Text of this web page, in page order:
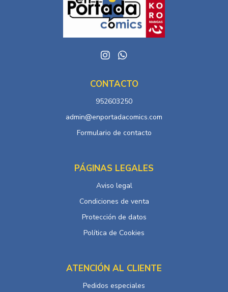
CONTACTO
952603250
admin@enportadacomics.com
Formulario de contacto
PÁGINAS LEGALES
Aviso legal
Condiciones de venta
Protección de datos
Política de Cookies
ATENCIÓN AL CLIENTE
Pedidos especiales